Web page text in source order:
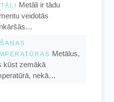
Metāli ir tādu
veidotās
Metālus,
kūst zemākā
nekā…